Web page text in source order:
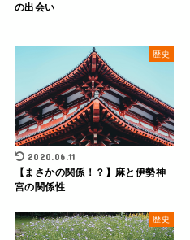
の出会い
歴史
2020.06.11
【まさかの関係！？】麻と伊勢神
宮の関係性
歴史